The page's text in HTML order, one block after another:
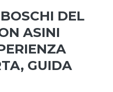
DEL
ASINI
GUIDA